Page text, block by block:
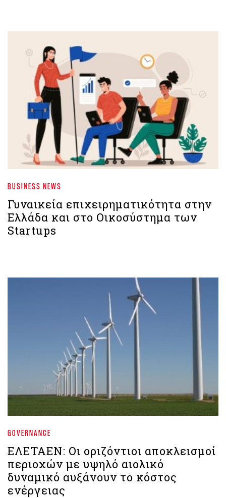
BUSINESS NEWS
Γυναικεία επιχειρηματικότητα στην
Ελλάδα και στο Οικοσύστημα των
Startups
GOVERNANCE
ΕΛΕΤΑΕΝ: Οι οριζόντιοι αποκλεισμοί
περιοχών με υψηλό αιολικό
δυναμικό αυξάνουν το κόστος
ενέργειας